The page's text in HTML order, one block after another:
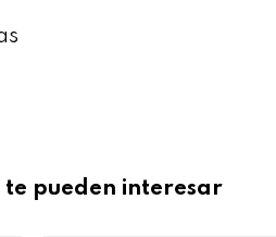
te pueden interesar